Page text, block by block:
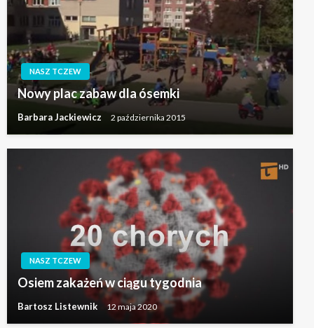
NASZ TCZEW
Nowy plac zabaw dla ósemki
Barbara Jackiewicz 2 października 2015
NASZ TCZEW
Osiem zakażeń w ciągu tygodnia
Bartosz Listewnik 12 maja 2020